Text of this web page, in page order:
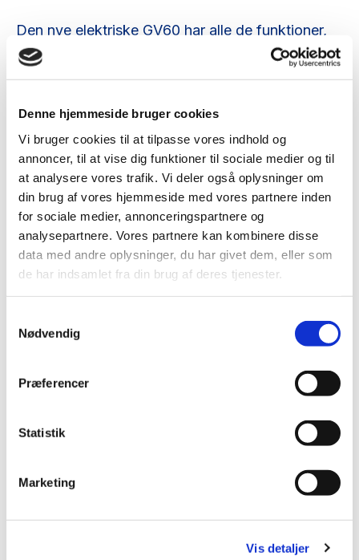
Denne hjemmeside bruger cookies
Vi bruger cookies til at tilpasse vores indhold og
annoncer, til at vise dig funktioner til sociale medier og til
at analysere vores trafik. Vi deler også oplysninger om
din brug af vores hjemmeside med vores partnere inden
for sociale medier, annonceringspartnere og
analysepartnere. Vores partnere kan kombinere disse
data med andre oplysninger, du har givet dem, eller som
de har indsamlet fra din brug af deres tjenester.
Nødvendig
Præferencer
Statistik
Marketing
Vis detaljer
Den nye elektriske GV60 har alle de funktioner,
du ønsker, hvor du vil have dem, når du vil have
afspilningslister og steder er det nemt og sjovt at
køre vores nye elbil.